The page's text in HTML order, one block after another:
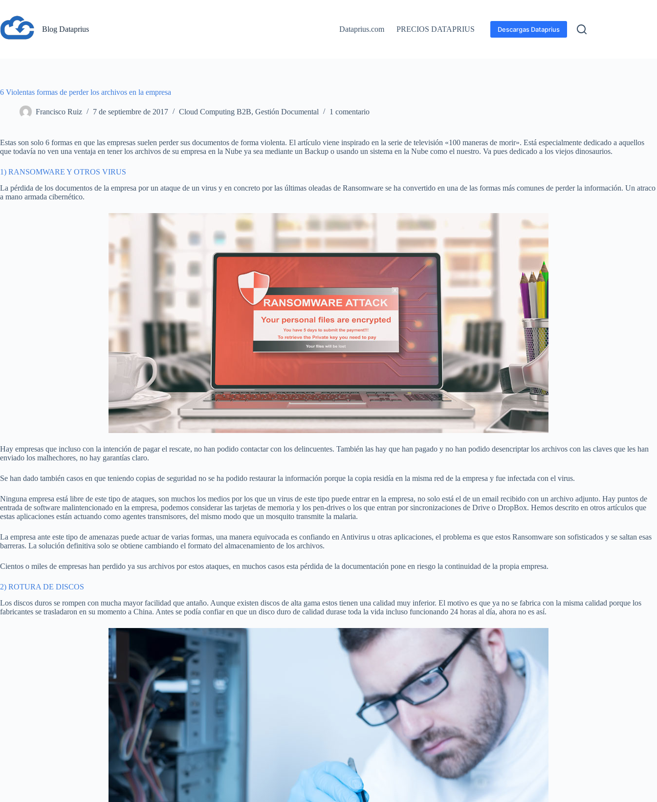
contenido
Blog Dataprius
Dataprius.com PRECIOS DATAPRIUS Descargas Dataprius
6 Violentas formas de perder los archivos en la empresa
Francisco Ruiz 7 de septiembre de 2017 Cloud Computing B2B, Gestión Documental 1 comentario
Estas son solo 6 formas en que las empresas suelen perder sus documentos de forma violenta. El artículo viene inspirado en la serie de televisión «100 maneras de morir». Está especialmente dedicado a aquellos
que todavía no ven una ventaja en tener los archivos de su empresa en la Nube ya sea mediante un Backup o usando un sistema en la Nube como el nuestro. Va pues dedicado a los viejos dinosaurios.
1) RANSOMWARE Y OTROS VIRUS
La pérdida de los documentos de la empresa por un ataque de un virus y en concreto por las últimas oleadas de Ransomware se ha convertido en una de las formas más comunes de perder la información. Un atraco
a mano armada cibernético.
Hay empresas que incluso con la intención de pagar el rescate, no han podido contactar con los delincuentes. También las hay que han pagado y no han podido desencriptar los archivos con las claves que les han
enviado los malhechores, no hay garantías claro.
Se han dado también casos en que teniendo copias de seguridad no se ha podido restaurar la información porque la copia residía en la misma red de la empresa y fue infectada con el virus.
Ninguna empresa está libre de este tipo de ataques, son muchos los medios por los que un virus de este tipo puede entrar en la empresa, no solo está el de un email recibido con un archivo adjunto. Hay puntos de
entrada de software malintencionado en la empresa, podemos considerar las tarjetas de memoria y los pen-drives o los que entran por sincronizaciones de Drive o DropBox. Hemos descrito en otros artículos que
estas aplicaciones están actuando como agentes transmisores, del mismo modo que un mosquito transmite la malaria.
La empresa ante este tipo de amenazas puede actuar de varias formas, una manera equivocada es confiando en Antivirus u otras aplicaciones, el problema es que estos Ransomware son sofisticados y se saltan esas
barreras. La solución definitiva solo se obtiene cambiando el formato del almacenamiento de los archivos.
Cientos o miles de empresas han perdido ya sus archivos por estos ataques, en muchos casos esta pérdida de la documentación pone en riesgo la continuidad de la propia empresa.
2) ROTURA DE DISCOS
Los discos duros se rompen con mucha mayor facilidad que antaño. Aunque existen discos de alta gama estos tienen una calidad muy inferior. El motivo es que ya no se fabrica con la misma calidad porque los
fabricantes se trasladaron en su momento a China. Antes se podía confiar en que un disco duro de calidad durase toda la vida incluso funcionando 24 horas al día, ahora no es así.